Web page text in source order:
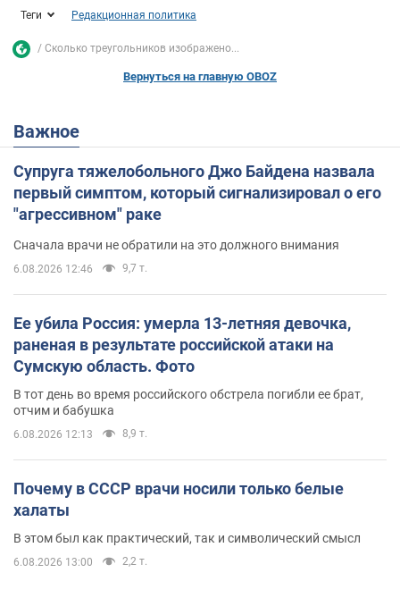
Теги Редакционная политика
Сколько треугольников изображено...
Вернуться на главную OBOZ
Важное
Супруга тяжелобольного Джо Байдена назвала
первый симптом, который сигнализировал о его
"агрессивном" раке
Сначала врачи не обратили на это должного внимания
6.08.2026 12:46 9,7 т.
Ее убила Россия: умерла 13-летняя девочка,
раненая в результате российской атаки на
Сумскую область. Фото
В тот день во время российского обстрела погибли ее брат,
отчим и бабушка
6.08.2026 12:13 8,9 т.
Почему в СССР врачи носили только белые
халаты
В этом был как практический, так и символический смысл
6.08.2026 13:00 2,2 т.